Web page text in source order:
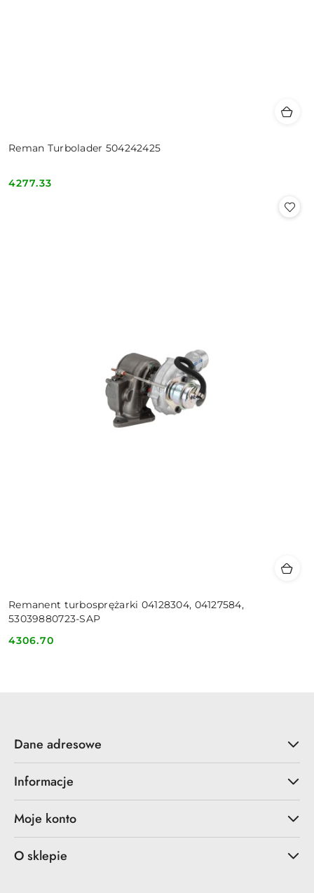
Reman Turbolader 504242425
Cena:
4277.33
Remanent turbosprężarki 04128304, 04127584,
53039880723-SAP
Cena:
4306.70
Dane adresowe
Informacje
Moje konto
O sklepie